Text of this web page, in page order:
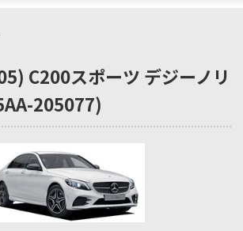
C200スポーツ デジーノリ
205077)